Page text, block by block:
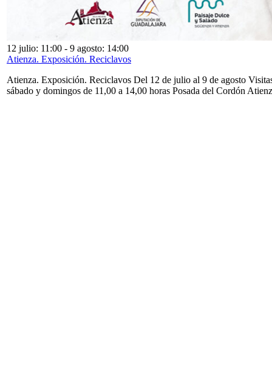
12 julio: 11:00 - 9 agosto: 14:00
Atienza. Exposición. Reciclavos
Atienza. Exposición. Reciclavos Del 12 de julio al 9 de agosto
sábado y domingos de 11,00 a 14,00 horas Posada del Cordón